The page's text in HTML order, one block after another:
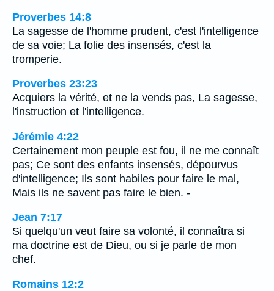
Proverbes 14:8
La sagesse de l'homme prudent, c'est l'intelligence
de sa voie; La folie des insensés, c'est la
tromperie.
Proverbes 23:23
Acquiers la vérité, et ne la vends pas, La sagesse,
l'instruction et l'intelligence.
Jérémie 4:22
Certainement mon peuple est fou, il ne me connaît
pas; Ce sont des enfants insensés, dépourvus
d'intelligence; Ils sont habiles pour faire le mal,
Mais ils ne savent pas faire le bien. -
Jean 7:17
Si quelqu'un veut faire sa volonté, il connaîtra si
ma doctrine est de Dieu, ou si je parle de mon
chef.
Romains 12:2